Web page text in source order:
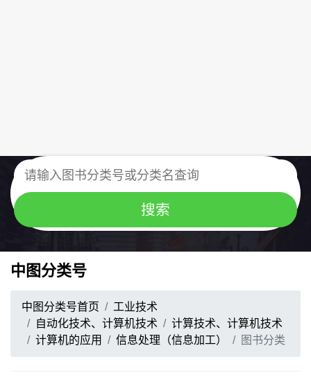
中图分类号
中图分类号首页
工业技术
自动化技术、计算机技术
计算技术、计算机技术
计算机的应用
信息处理（信息加工） 图书分类